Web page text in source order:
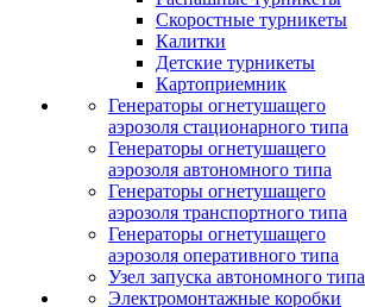
Скоростные турникеты
Калитки
Детские турникеты
Картоприемник
Генераторы огнетушащего
аэрозоля стационарного типа
Генераторы огнетушащего
аэрозоля автономного типа
Генераторы огнетушащего
аэрозоля транспортного типа
Генераторы огнетушащего
аэрозоля оперативного типа
Узел запуска автономного типа
Электромонтажные коробки